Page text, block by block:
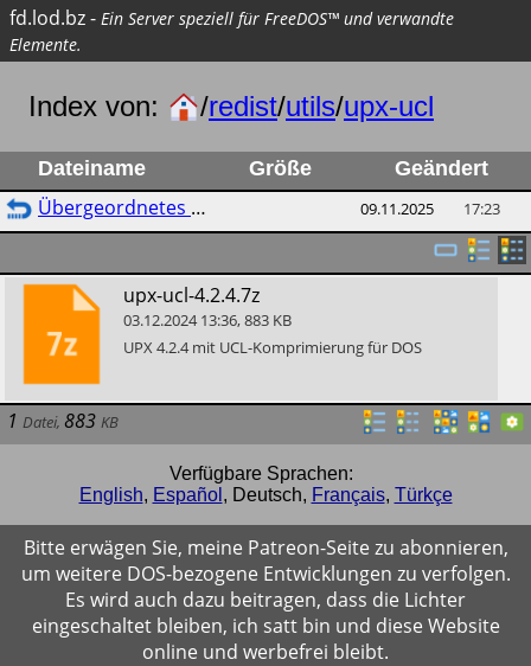
fd.lod.bz- Ein Server speziell für FreeDOS™ und verwandte
Elemente.
Index von: /redist/utils/upx-ucl
Dateiname Größe Geändert
Übergeordnetes Verzeichnis 09.11.2025 17:23
​upx-ucl-4.2.4.7z
03.12.2024 13:36,883 KB
​UPX 4.2.4 mit UCL-Komprimierung für DOS
1 Datei, 883 KB
Verfügbare Sprachen:
English, Español , Deutsch, Français, Türkçe
Bitte erwägen Sie, meine Patreon-Seite zu abonnieren,
um weitere DOS-bezogene Entwicklungen zu verfolgen.
Es wird auch dazu beitragen, dass die Lichter
eingeschaltet bleiben, ich satt bin und diese Website
online und werbefrei bleibt.